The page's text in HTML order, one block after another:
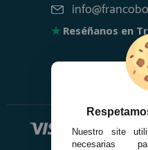
★ Reséñanos en
Nuestro site
necesarias